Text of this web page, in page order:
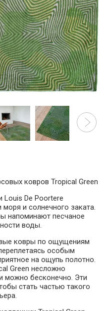
ковров Tropical Green
Louis De Poortere
и солнечного заката.
напоминают песчаное
воды.
ковры по ощущениям
особым
на ощупь полотно.
Green несложно
можно бесконечно. Эти
стать частью такого